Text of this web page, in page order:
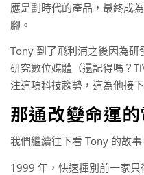
應是劃時代的產品，最終成
腳。
Tony 到了飛利浦之後因為研
研究數位媒體（還記得嗎？
注這項科技趨勢，這為他接
那通改變命運
我們繼續往下看 Tony 的故事
1999 年，快速揮別前一家